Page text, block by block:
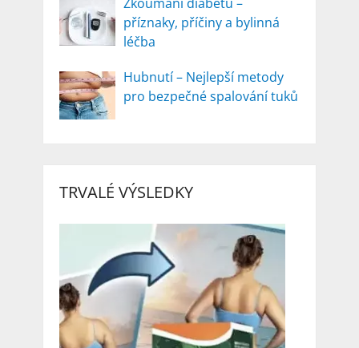
Zkoumání diabetu –
příznaky, příčiny a bylinná
léčba
Hubnutí – Nejlepší metody
pro bezpečné spalování tuků
TRVALÉ VÝSLEDKY